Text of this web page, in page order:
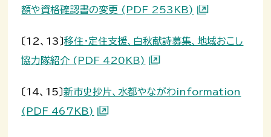
額や資格確認書の変更 (PDF 253KB)
〔12、13〕移住・定住支援、白秋献詩募集、地域おこし
協力隊紹介 (PDF 420KB)
〔14、15〕新市史抄片、水都やながわinformation
(PDF 467KB)